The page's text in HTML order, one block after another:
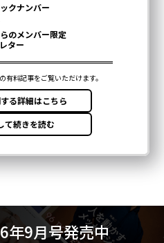
年9月号発売中